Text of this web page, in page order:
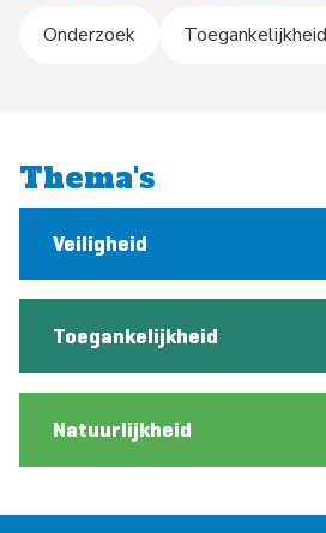
Onderzoek Toegankelijkheid
Thema's
Veiligheid
Toegankelijkheid
Natuurlijkheid